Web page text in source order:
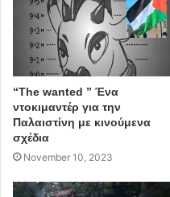
Η αποκάλυψη αυτή
Οργανισμού, στην
δομή μόνο για τις
λειτουργήσει μέσα στο
στελεχωμένη από
και η οποία θα καλέσει
για το πρόβλημα που
υποστήριξη που απαιτείται.
Με τον τρόπο αυτό,
“The wanted ” Ένα
ντοκιμαντέρ για την
Παλαιστίνη με κινούμενα
σχέδια
November 10, 2023